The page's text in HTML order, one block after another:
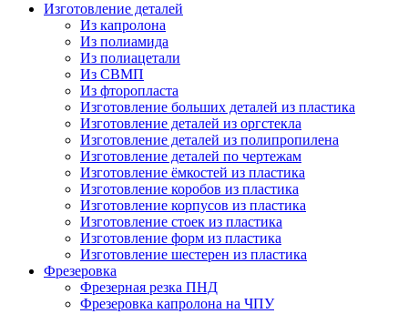
Изготовление деталей
Из капролона
Из полиамида
Из полиацетали
Из СВМП
Из фторопласта
Изготовление больших деталей из пластика
Изготовление деталей из оргстекла
Изготовление деталей из полипропилена
Изготовление деталей по чертежам
Изготовление ёмкостей из пластика
Изготовление коробов из пластика
Изготовление корпусов из пластика
Изготовление стоек из пластика
Изготовление форм из пластика
Изготовление шестерен из пластика
Фрезеровка
Фрезерная резка ПНД
Фрезеровка капролона на ЧПУ